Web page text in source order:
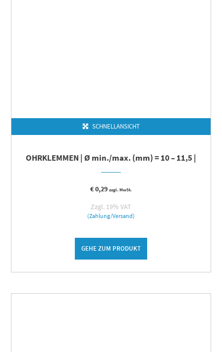
SCHNELLANSICHT
OHRKLEMMEN | Ø min./max. (mm) = 10 – 11,5 |
€0,29 zzgl. MwSt.
Zzgl. 19% VAT
(Zahlung/Versand)
GEHE ZUM PRODUKT